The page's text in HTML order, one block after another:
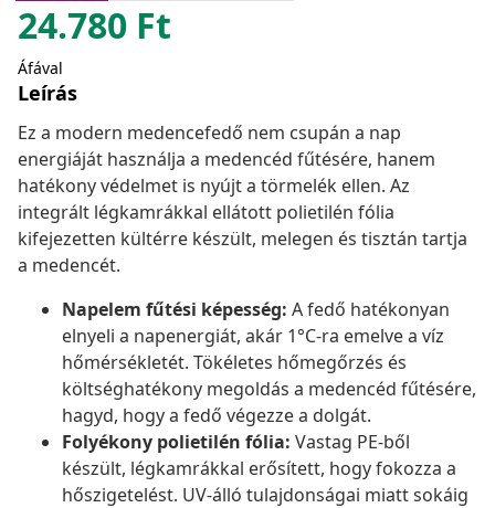
24.780 Ft
Áfával
Leírás
Ez a modern medencefedő nem csupán a nap
energiáját használja a medencéd fűtésére, hanem
hatékony védelmet is nyújt a törmelék ellen. Az
integrált légkamrákkal ellátott polietilén fólia
kifejezetten kültérre készült, melegen és tisztán tartja
a medencét.
Napelem fűtési képesség: A fedő hatékonyan
elnyeli a napenergiát, akár 1°C-ra emelve a víz
hőmérsékletét. Tökéletes hőmegőrzés és
költséghatékony megoldás a medencéd fűtésére,
hagyd, hogy a fedő végezze a dolgát.
Folyékony polietilén fólia: Vastag PE-ből
készült, légkamrákkal erősített, hogy fokozza a
hőszigetelést. UV-álló tulajdonságai miatt sokáig